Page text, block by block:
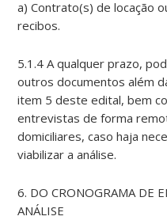
a) Contrato(s) de locação
recibos.
5.1.4 A qualquer prazo,
outros documentos além
item 5 deste edital, bem
entrevistas de forma
domiciliares, caso haja
viabilizar a análise.
6. DO CRONOGRAMA DE
ANÁLISE